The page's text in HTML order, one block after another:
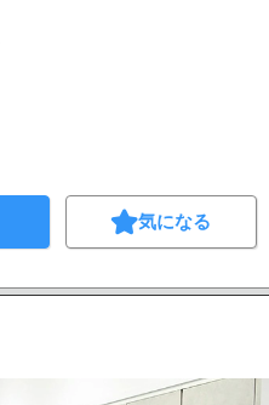
気になる